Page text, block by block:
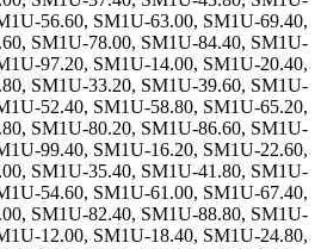
56.60, SM1U-63.00, SM1U-69.40,
, SM1U-78.00, SM1U-84.40, SM1U-
97.20, SM1U-14.00, SM1U-20.40,
, SM1U-33.20, SM1U-39.60, SM1U-
52.40, SM1U-58.80, SM1U-65.20,
, SM1U-80.20, SM1U-86.60, SM1U-
99.40, SM1U-16.20, SM1U-22.60,
, SM1U-35.40, SM1U-41.80, SM1U-
54.60, SM1U-61.00, SM1U-67.40,
, SM1U-82.40, SM1U-88.80, SM1U-
12.00, SM1U-18.40, SM1U-24.80,